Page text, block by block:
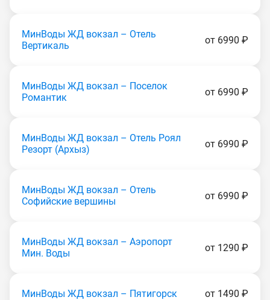
МинВоды ЖД вокзал – Отель
Вертикаль
от 6990 ₽
МинВоды ЖД вокзал – Поселок
Романтик
от 6990 ₽
МинВоды ЖД вокзал – Отель Роял
Резорт (Apxыз)
от 6990 ₽
МинВоды ЖД вокзал – Отель
Софийские вершины
от 6990 ₽
МинВоды ЖД вокзал – Аэропорт
Мин. Воды
от 1290 ₽
МинВоды ЖД вокзал – Пятигорск от 1490 ₽